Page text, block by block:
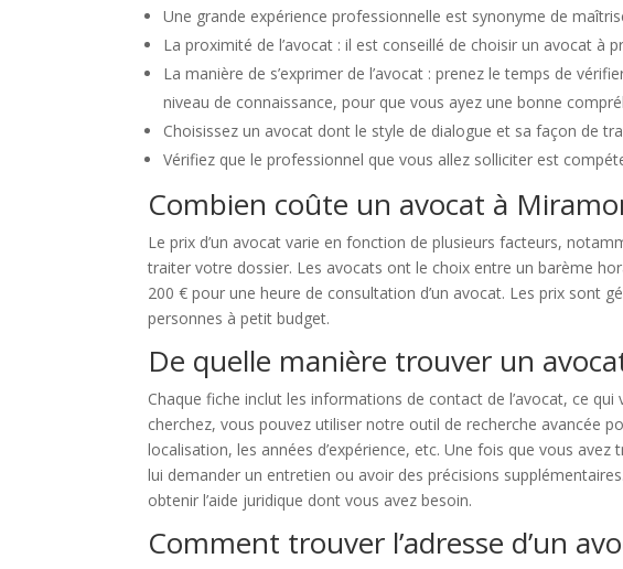
Une grande expérience professionnelle est synonyme de
La proximité de l’avocat : il est conseillé de choisir un avocat
La manière de s’exprimer de l’avocat : prenez le temps de
niveau de connaissance, pour que vous ayez une bonne
Choisissez un avocat dont le style de dialogue et sa façon de
Vérifiez que le professionnel que vous allez solliciter est
Combien coûte un avocat à
Le prix d’un avocat varie en fonction de plusieurs facteurs,
traiter votre dossier. Les avocats ont le choix entre un barème
200 € pour une heure de consultation d’un avocat. Les prix sont
personnes à petit budget.
De quelle manière trouver un
Chaque fiche inclut les informations de contact de l’avocat, ce
cherchez, vous pouvez utiliser notre outil de recherche avancée
localisation, les années d’expérience, etc. Une fois que vous
lui demander un entretien ou avoir des précisions
obtenir l’aide juridique dont vous avez besoin.
Comment trouver l’adresse d’un